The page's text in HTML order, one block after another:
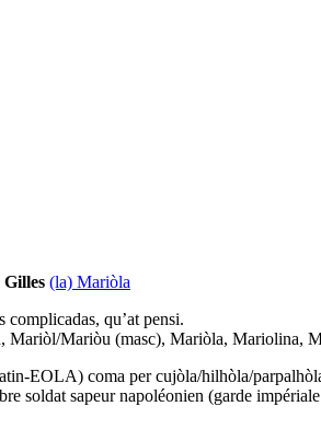
(la) Mariòla
qu’at pensi.
Mariòl/Mariòu (masc), Mariòla, Mariolina,
EOLA) coma per cujòla/hilhòla/
soldat sapeur napoléonien (garde